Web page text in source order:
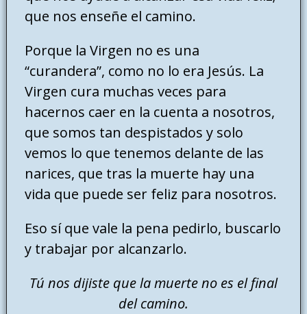
que nos enseñe el camino.
Porque la Virgen no es una
“curandera”, como no lo era Jesús. La
Virgen cura muchas veces para
hacernos caer en la cuenta a nosotros,
que somos tan despistados y solo
vemos lo que tenemos delante de las
narices, que tras la muerte hay una
vida que puede ser feliz para nosotros.
Eso sí que vale la pena pedirlo, buscarlo
y trabajar por alcanzarlo.
Tú nos dijiste que la muerte no es el final
del camino.